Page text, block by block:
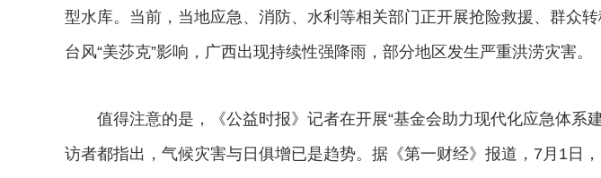
型水库。当前，当地应急、消防、水利等相关部门正开展抢险救援、群众
台风“美莎克”影响，广西出现持续性强降雨，部分地区发生严重洪涝灾害。
值得注意的是，《公益时报》记者在开展“基金会助力现代化应急体系
访者都指出，气候灾害与日俱增已是趋势。据《第一财经》报道，7月1日